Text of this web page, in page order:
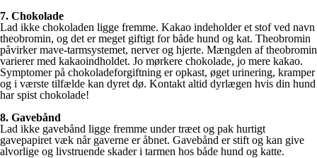
7. Chokolade
Lad ikke chokoladen ligge fremme. Kakao indeholder et stof ved navn
theobromin, og det er meget giftigt for både hund og kat. Theobromin
påvirker mave-tarmsystemet, nerver og hjerte. Mængden af theobromin
varierer med kakaoindholdet. Jo mørkere chokolade, jo mere kakao.
Symptomer på chokoladeforgiftning er opkast, øget urinering, kramper
og i værste tilfælde kan dyret dø. Kontakt altid dyrlægen hvis din hund
har spist chokolade!
8. Gavebånd
Lad ikke gavebånd ligge fremme under træet og pak hurtigt
gavepapiret væk når gaverne er åbnet. Gavebånd er stift og kan give
alvorlige og livstruende skader i tarmen hos både hund og katte.